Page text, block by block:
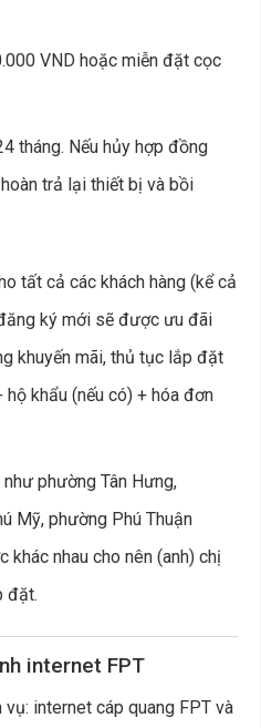
VND hoặc miễn đặt cọc
tháng. Nếu hủy hợp đồng
trả lại thiết bị và bồi
tất cả các khách hàng (kể cả
ký mới sẽ được ưu đãi
khuyến mãi, thủ tục lắp đặt
khẩu (nếu có) + hóa đơn
phường Tân Hưng,
Mỹ, phường Phú Thuận
khác nhau cho nên (anh) chị
đặt.
internet FPT
internet cáp quang FPT và